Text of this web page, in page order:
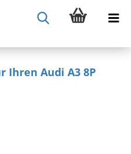
Ihren Audi A3 8P